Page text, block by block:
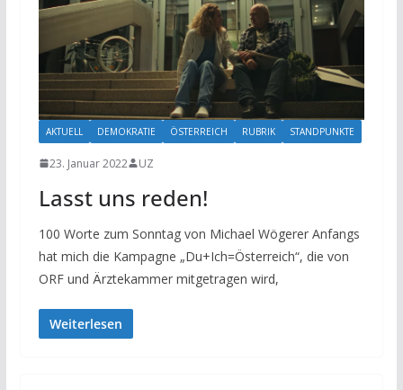
AKTUELL DEMOKRATIE ÖSTERREICH RUBRIK STANDPUNKTE
23. Januar 2022 UZ
Lasst uns reden!
100 Worte zum Sonntag von Michael Wögerer Anfangs
hat mich die Kampagne „Du+Ich=Österreich“, die von
ORF und Ärztekammer mitgetragen wird,
Weiterlesen